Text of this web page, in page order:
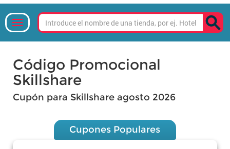
Código Promocional
Skillshare
Cupón para Skillshare agosto 2026
Cupones Populares